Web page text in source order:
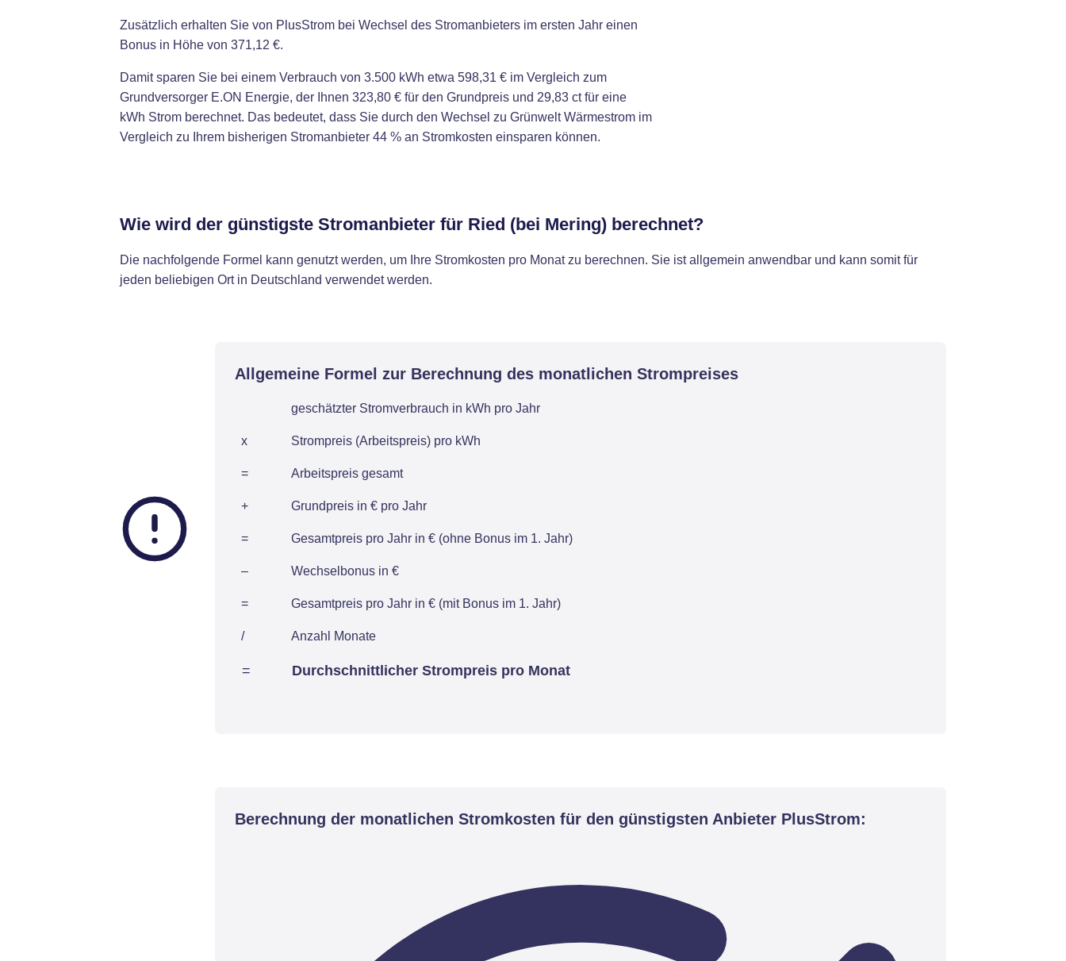
Zusätzlich erhalten Sie von PlusStrom bei Wechsel des Stromanbieters im ersten Jahr einen
Bonus in Höhe von 371,12 €.
Damit sparen Sie bei einem Verbrauch von 3.500 kWh etwa 598,31 € im Vergleich zum
Grundversorger E.ON Energie, der Ihnen 323,80 € für den Grundpreis und 29,83 ct für eine
kWh Strom berechnet. Das bedeutet, dass Sie durch den Wechsel zu Grünwelt Wärmestrom im
Vergleich zu Ihrem bisherigen Stromanbieter 44 % an Stromkosten einsparen können.
Wie wird der günstigste Stromanbieter für Ried (bei Mering) berechnet?
Die nachfolgende Formel kann genutzt werden, um Ihre Stromkosten pro Monat zu berechnen. Sie ist allgemein anwendbar und kann somit für
jeden beliebigen Ort in Deutschland verwendet werden.
Allgemeine Formel zur Berechnung des monatlichen Strompreises
geschätzter Stromverbrauch in kWh pro Jahr
x Strompreis (Arbeitspreis) pro kWh
= Arbeitspreis gesamt
+ Grundpreis in € pro Jahr
= Gesamtpreis pro Jahr in € (ohne Bonus im 1. Jahr)
– Wechselbonus in €
= Gesamtpreis pro Jahr in € (mit Bonus im 1. Jahr)
/ Anzahl Monate
= Durchschnittlicher Strompreis pro Monat
Berechnung der monatlichen Stromkosten für den günstigsten Anbieter PlusStrom: